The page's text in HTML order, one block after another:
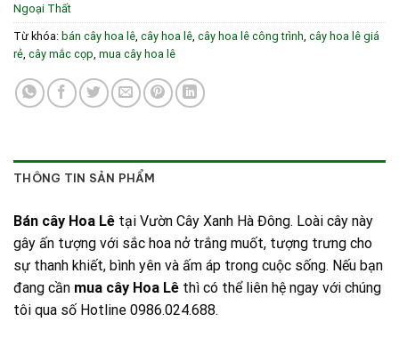
Ngoại Thất
Từ khóa: bán cây hoa lê cây hoa lê cây hoa lê công trình cây hoa lê giá
rẻ cây mắc cọp mua cây hoa lê
THÔNG TIN SẢN PHẨM
Bán cây Hoa Lê tại Vườn Cây Xanh Hà Đông. Loài cây này
gây ấn tượng với sắc hoa nở trắng muốt, tượng trưng cho
sự thanh khiết, bình yên và ấm áp trong cuộc sống. Nếu bạn
đang cần mua cây Hoa Lê thì có thể liên hệ ngay với chúng
tôi qua số Hotline 0986.024.688.